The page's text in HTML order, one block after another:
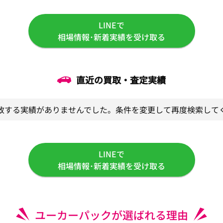
LINEで
相場情報･新着実績を受け取る
直近の買取・査定実績
する実績がありませんでした。条件を変更して再度検索して
LINEで
相場情報･新着実績を受け取る
ユーカーパックが選ばれる理由